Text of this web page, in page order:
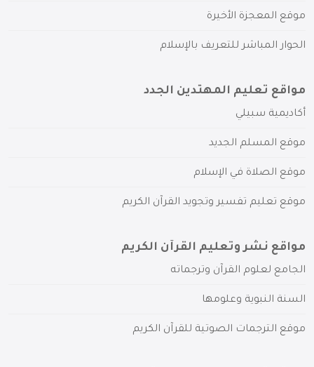
موقع المعجزة الأخيرة
الحوار المباشر للتعريف بالإسلام
مواقع تعليم المهتدين الجدد
أكاديمية سبيلي
موقع المسلم الجديد
موقع الصلاة في الإسلام
موقع تعليم تفسير وتجويد القرآن الكريم
مواقع نشر وتعليم القرآن الكريم
الجامع لعلوم القرآن وترجماته
السنة النبوية وعلومها
موقع الترجمات الصوتية للقرآن الكريم